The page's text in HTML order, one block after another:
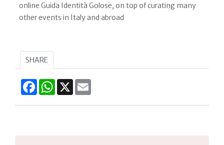
online Guida Identità Golose, on top of curating many
other events in Italy and abroad
SHARE
FacebookWhatsApp
X